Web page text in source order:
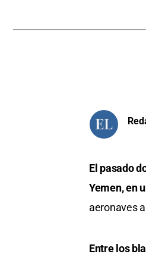
El pasado
Yemen, en
aeronaves
Entre los